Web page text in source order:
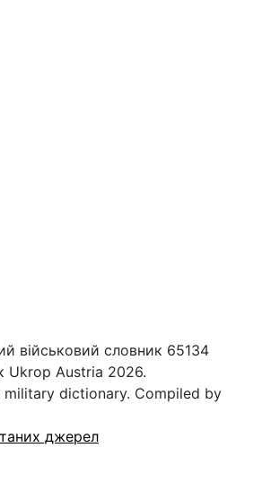
військовий словник 65134
Ukrop Austria 2026.
military dictionary. Compiled by
джерел